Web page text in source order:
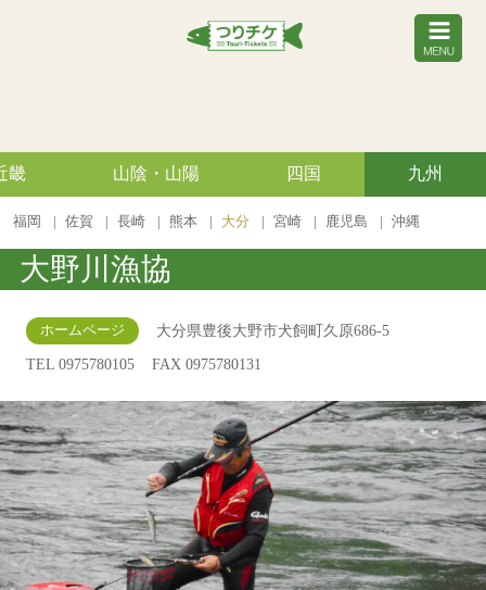
畿 山陰・山陽 四国 九州
福岡 佐賀 長崎 熊本 大分 宮崎 鹿児島 沖縄
大野川漁協
ホームページ
大分県豊後大野市犬飼町久原686-5
TEL 0975780105
FAX 0975780131